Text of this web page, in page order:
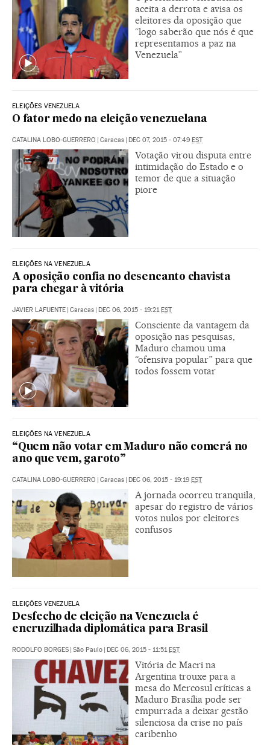
aceita a derrota e avisa os
eleitores da oposição que
“logo saberão que nós é que
representamos a paz na
Venezuela”
ELEIÇÕES VENEZUELA
O fator medo na eleição venezuelana
CATALINA LOBO-GUERRERO Caracas DEC 07, 2015 - 07:49 EST
Votação virou disputa entre
intimidação do Estado e o
temor de que a situação
piore
ELEIÇÕES NA VENEZUELA
A oposição confia no desencanto chavista
para chegar à vitória
JAVIER LAFUENTE Caracas DEC 06, 2015 - 19:21 EST
Consciente da vantagem da
oposição nas pesquisas,
Maduro chamou uma
“ofensiva popular” para que
todos fossem votar
ELEIÇÕES NA VENEZUELA
“Quem não votar em Maduro não comerá no
ano que vem, garoto”
CATALINA LOBO-GUERRERO Caracas DEC 06, 2015 - 19:19 EST
A jornada ocorreu tranquila,
apesar do registro de vários
votos nulos por eleitores
confusos
ELEIÇÕES VENEZUELA
Desfecho de eleição na Venezuela é
encruzilhada diplomática para Brasil
RODOLFO BORGES São Paulo DEC 06, 2015 - 11:51 EST
Vitória de Macri na
Argentina trouxe para a
mesa do Mercosul críticas a
Maduro Brasília pode ser
empurrada a deixar gestão
silenciosa da crise no país
caribenho